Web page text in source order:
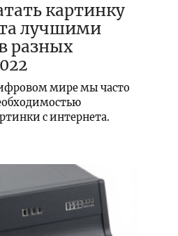
картинку
лучшими
разных
мире мы часто
с интернета.